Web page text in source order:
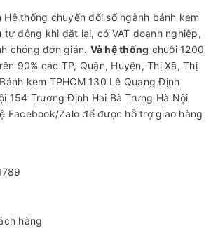
Hệ thống chuyển đổi số ngành bánh kem
tự động khi đặt lại, có VAT doanh nghiệp,
chóng đơn giản. Và hệ thống chuỗi 1200
90% các TP, Quận, Huyện, Thị Xã, Thị
Bánh kem TPHCM130 Lê Quang Định
154 Trương Định Hai Bà Trưng Hà Nội
Facebook/Zalo để được hỗ trợ giao hàng
hàng